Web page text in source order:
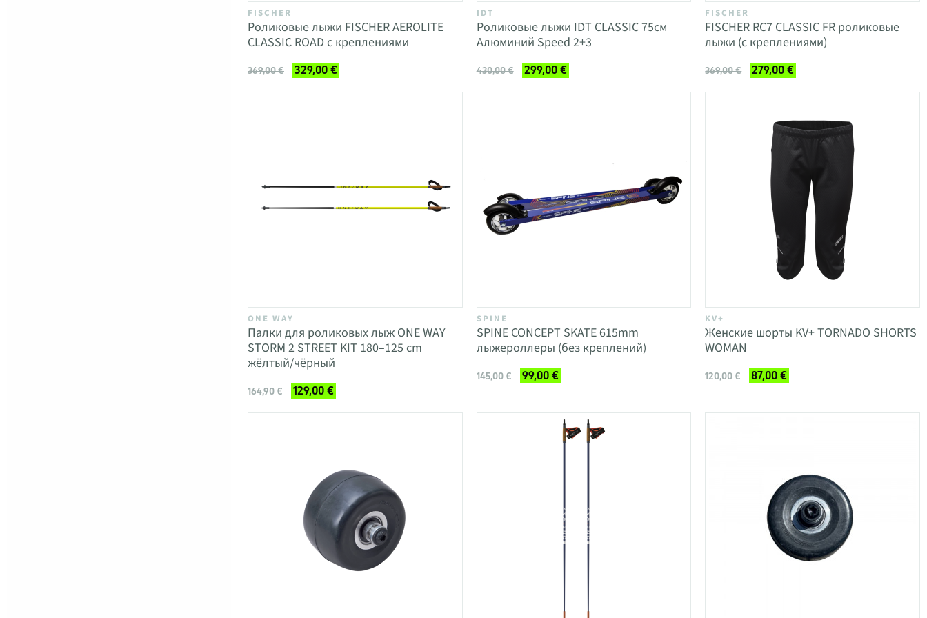
FISCHER
Роликовые лыжи FISCHER AEROLITE
CLASSIC ROAD с креплениями
369,00 € 329,00 €
IDT
Роликовые лыжи IDT CLASSIC 75см
Алюминий Speed 2+3
430,00 € 299,00 €
FISCHER
FISCHER RC7 CLASSIC FR роликовые
лыжи (с креплениями)
369,00 € 279,00 €
ONE WAY
Палки для роликовых лыж ONE WAY
STORM 2 STREET KIT 180–125 cm
жёлтый/чёрный
164,90 € 129,00 €
SPINE
SPINE CONCEPT SKATE 615mm
лыжероллеры (без креплений)
145,00 € 99,00 €
KV+
Женские шорты KV+ TORNADO SHORTS
WOMAN
120,00 € 87,00 €